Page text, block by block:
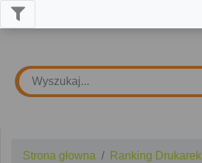
Strona głowna
Ranking Drukarek